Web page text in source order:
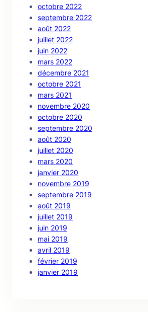
octobre 2022
septembre 2022
août 2022
juillet 2022
juin 2022
mars 2022
décembre 2021
octobre 2021
mars 2021
novembre 2020
octobre 2020
septembre 2020
août 2020
juillet 2020
mars 2020
janvier 2020
novembre 2019
septembre 2019
août 2019
juillet 2019
juin 2019
mai 2019
avril 2019
février 2019
janvier 2019